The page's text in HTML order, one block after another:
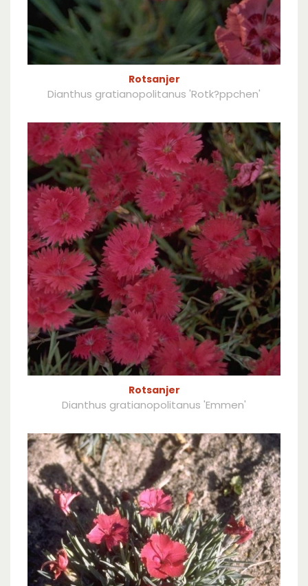
Rotsanjer
Dianthus gratianopolitanus 'Rotk?ppchen'
Rotsanjer
Dianthus gratianopolitanus 'Emmen'